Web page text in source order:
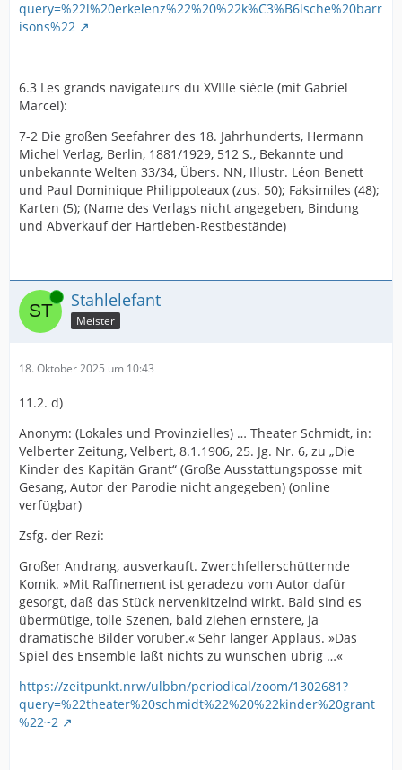
query=%22l%20erkelenz%22%20%22k%C3%B6lsche%20barr
isons%22
6.3 Les grands navigateurs du XVIIIe siècle (mit Gabriel
Marcel):
7-2 Die großen Seefahrer des 18. Jahrhunderts, Hermann
Michel Verlag, Berlin, 1881/1929, 512 S., Bekannte und
unbekannte Welten 33/34, Übers. NN, Illustr. Léon Benett
und Paul Dominique Philippoteaux (zus. 50); Faksimiles (48);
Karten (5); (Name des Verlags nicht angegeben, Bindung
und Abverkauf der Hartleben-Restbestände)
Online Stahlelefant
Meister
18. Oktober 2025 um 10:43
11.2. d)
Anonym: (Lokales und Provinzielles) … Theater Schmidt, in:
Velberter Zeitung, Velbert, 8.1.1906, 25. Jg. Nr. 6, zu „Die
Kinder des Kapitän Grant“ (Große Ausstattungsposse mit
Gesang, Autor der Parodie nicht angegeben) (online
verfügbar)
Zsfg. der Rezi:
Großer Andrang, ausverkauft. Zwerchfellerschütternde
Komik. »Mit Raffinement ist geradezu vom Autor dafür
gesorgt, daß das Stück nervenkitzelnd wirkt. Bald sind es
übermütige, tolle Szenen, bald ziehen ernstere, ja
dramatische Bilder vorüber.« Sehr langer Applaus. »Das
Spiel des Ensemble läßt nichts zu wünschen übrig …«
https://zeitpunkt.nrw/ulbbn/periodical/zoom/1302681?
query=%22theater%20schmidt%22%20%22kinder%20grant
%22~2